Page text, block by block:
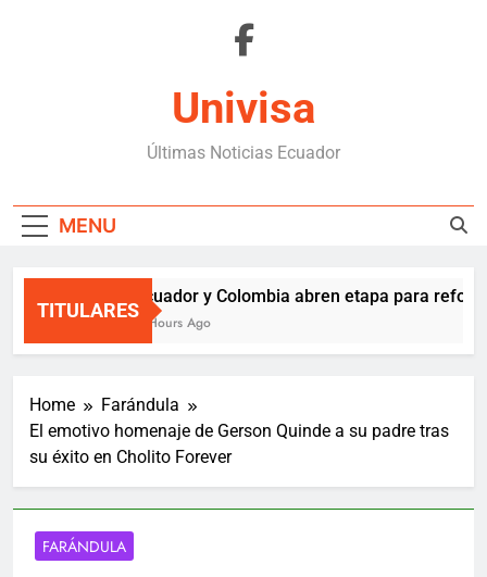
Univisa
Últimas Noticias Ecuador
MENU
TITULARES
Ecuador y Colombia abren etapa para
4 Hours Ago
Home
Farándula
El emotivo homenaje de Gerson Quinde a su padre tras
su éxito en Cholito Forever
FARÁNDULA